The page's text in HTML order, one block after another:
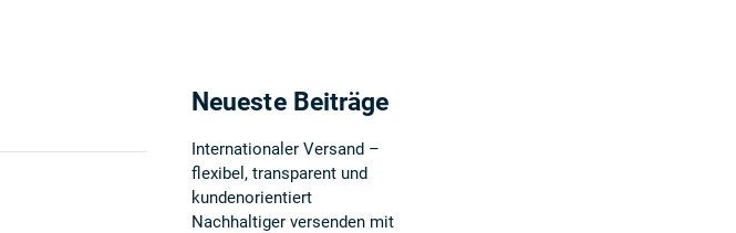
Neueste Beiträge
Internationaler Versand –
flexibel, transparent und
kundenorientiert
Nachhaltiger versenden mit